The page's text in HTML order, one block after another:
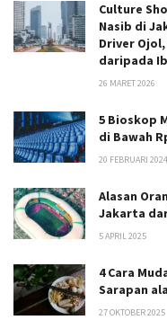
Culture
Nasib di
Driver
daripada
26 MARET 2026
5 Bioskop
di Bawah
20 FEBRUARI 2024
Alasan
Jakarta
5 APRIL 2025
4 Cara
Sarapan
27 OKTOBER 2025